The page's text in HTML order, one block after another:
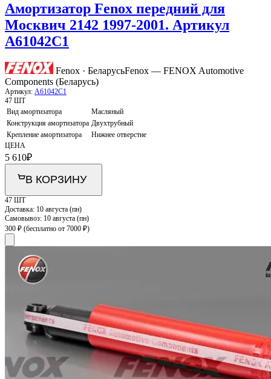
Амортизатор Fenox передний для
Москвич 2142 1997-2001. Артикул
A61042C1
Fenox · БеларусьFenox — FENOX Automotive
Components (Беларусь)
Артикул: A61042C1
47 ШТ
Вид амортизатора
Масляный
Конструкция амортизатора Двухтрубный
Крепление амортизатора
Нижнее отверстие
ЦЕНА
5 610₽
В КОРЗИНУ
47 ШТ
Доставка: 10 августа (пн)
Самовывоз: 10 августа (пн)
300 ₽ (бесплатно от 7000 ₽)